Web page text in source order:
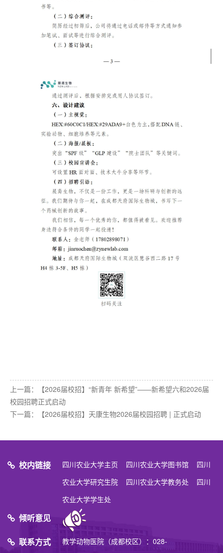
上一篇：
【2026届校招】“新青年 新希望”——新希望六和2026届
校园招聘正式启动
下一篇：
【2026届校招】天康生物2026届校园招聘 | 正式启动
校内链接 四川农业大学主页 四川农业大学图书馆
四川
农业大学研究生院
四川农业大学教务处
四川
农业大学学生处
倾听意见
联系方式 教学动物医院（成都校区）：028-